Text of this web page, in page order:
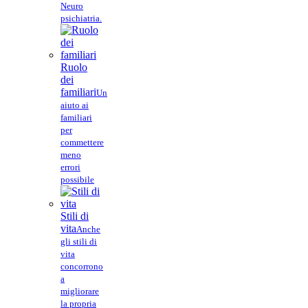
Neuro
psichiatria.
Ruolo
dei
familiariUn
aiuto ai
familiari
per
commettere
meno
errori
possibile
Stili di
vitaAnche
gli stili di
vita
concorrono
a
migliorare
la propria